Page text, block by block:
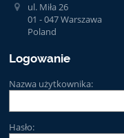
ul. Miła 26
01 - 047 Warszawa
Poland
Logowanie
Nazwa użytkownika:
Hasło: